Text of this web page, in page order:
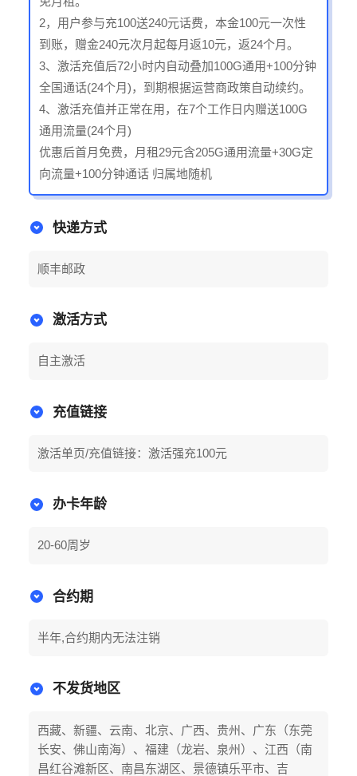
2，用户参与充100送240元话费，本金100元一次性
到账，赠金240元次月起每月返10元，返24个月。
3、激活充值后72小时内自动叠加100G通用+100分钟
全国通话(24个月)，到期根据运营商政策自动续约。
4、激活充值并正常在用，在7个工作日内赠送100G
通用流量(24个月)
优惠后首月免费，月租29元含205G通用流量+30G定
向流量+100分钟通话 归属地随机
快递方式
顺丰邮政
激活方式
自主激活
充值链接
激活单页/充值链接：激活强充100元
办卡年龄
20-60周岁
合约期
半年,合约期内无法注销
不发货地区
西藏、新疆、云南、北京、广西、贵州、广东（东莞
长安、佛山南海）、福建（龙岩、泉州）、江西（南
昌红谷滩新区、南昌东湖区、景德镇乐平市、吉